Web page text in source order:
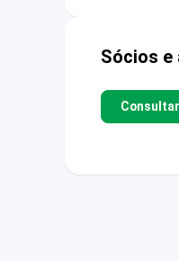
Sócios e
Consultar